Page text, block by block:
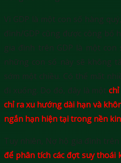
Vì GDP là một con số hàng
đình/GDP cũng được công bố
gia đình trên GDP là một
những con số này sẽ không
sớm một chiều. Có thể mất
đi xuống. Do đó, đây là một
chỉ ra xu hướng dài hạn và
ngắn hạn hiện tại trong nền
Tuy nhiên, Nợ hộ gia đình trên
để phân tích các đợt suy